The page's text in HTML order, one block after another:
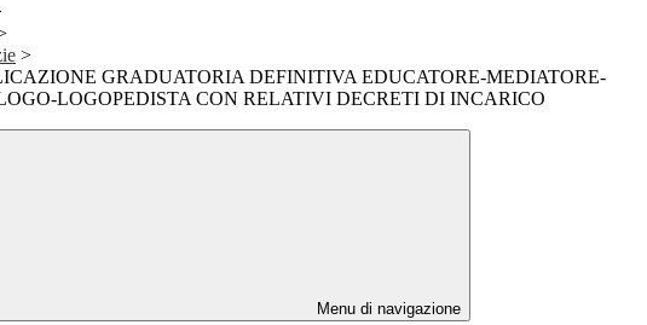
>
GRADUATORIA DEFINITIVA EDUCATORE-MEDIATORE-
LOGOPEDISTA CON RELATIVI DECRETI DI INCARICO
Menu di navigazione